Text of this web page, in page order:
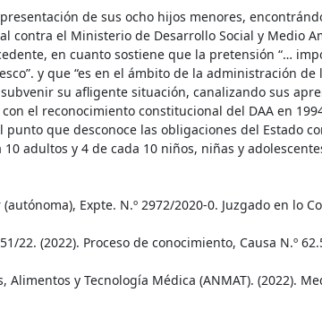
de sus ocho hijos menores,
contra el Ministerio de Desarrollo Social y Medio
en cuanto sostiene que la pretensión “…
y que “es en el ámbito de la administración de
su afligente situación, canalizando sus
el reconocimiento constitucional del DAA en
que desconoce las obligaciones del Estado
adultos y 4 de cada 10 niños, niñas y
Expte. N.º 2972/2020-0. Juzgado en lo
22. (2022). Proceso de conocimiento, Causa N.º
y Tecnología Médica (ANMAT). (2022).